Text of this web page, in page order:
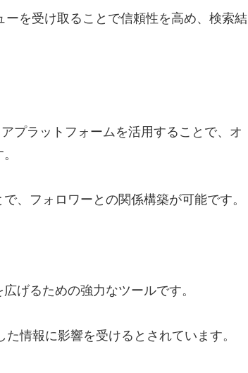
を受け取ることで信頼性を高め、検索結
プラットフォームを活用することで、オ
、フォロワーとの関係構築が可能です。
げるための強力なツールです。
情報に影響を受けるとされています。